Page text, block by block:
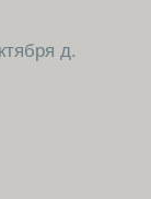
д.